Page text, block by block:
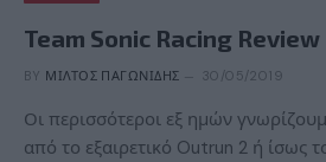
Team Sonic Racing Review
BY ΜΊΛΤΟΣ ΠΑΓΩΝΊΔΗΣ 30/05/2019
Οι περισσότεροι εξ ημών
από το εξαιρετικό Outrun 2 ή ίσως